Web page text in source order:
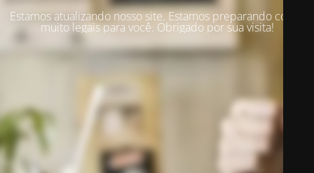
Estamos atualizando nosso site. Estamos preparando coisas
muito legais para você. Obrigado por sua visita!